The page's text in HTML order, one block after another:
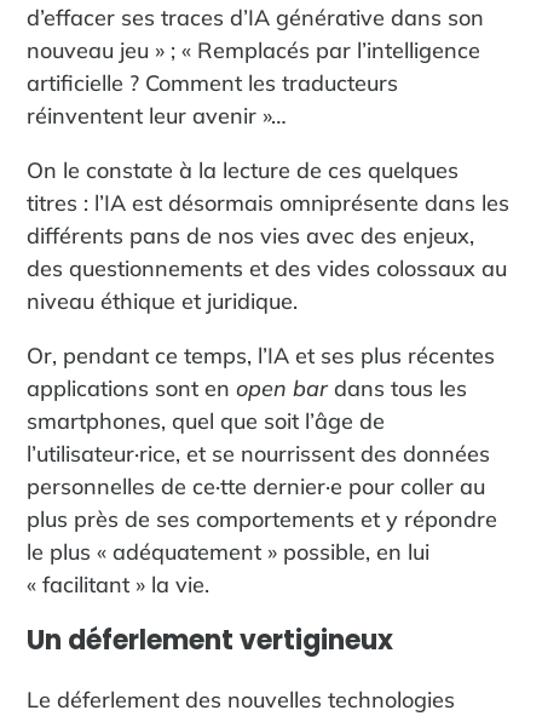
d’effacer ses traces d’IA générative dans son
nouveau jeu » ; « Remplacés par l’intelligence
artificielle ? Comment les traducteurs
réinventent leur avenir »…
On le constate à la lecture de ces quelques
titres : l’IA est désormais omniprésente dans les
différents pans de nos vies avec des enjeux,
des questionnements et des vides colossaux au
niveau éthique et juridique.
Or, pendant ce temps, l’IA et ses plus récentes
applications sont enopen bardans tous les
smartphones, quel que soit l’âge de
l’utilisateur·rice, et se nourrissent des données
personnelles de ce·tte dernier·e pour coller au
plus près de ses comportements et y répondre
le plus « adéquatement » possible, en lui
« facilitant » la vie.
Un déferlement vertigineux
Le déferlement des nouvelles technologies